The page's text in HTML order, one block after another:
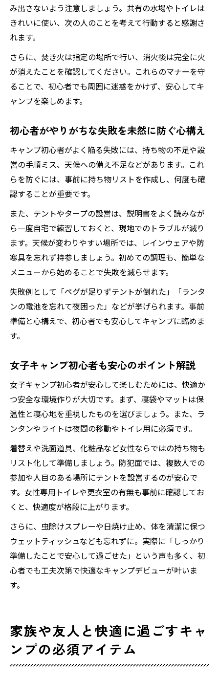
み出さないよう注意しましょう。共有の水場やトイレは
きれいに使い、次の人のことを考えて行動すると感謝さ
れます。
さらに、焚き火は指定の場所で行い、消火後は完全に火
が消えたことを確認してください。これらのマナーを守
ることで、初心者でも周囲に迷惑をかけず、安心してキ
ャンプを楽しめます。
初心者がやりがちな失敗を未然に防ぐ心構え
キャンプ初心者がよく陥る失敗には、持ち物の不足や設
営の手順ミス、天候への備え不足などがあります。これ
らを防ぐには、事前に持ち物リストを作成し、何度も確
認することが重要です。
また、テントやタープの設営は、説明書をよく読みなが
ら一度自宅で練習しておくと、現地でのトラブルが減り
ます。天候が変わりやすい場所では、レインウェアや防
寒具を忘れず持参しましょう。初めての調理も、簡単な
メニューから始めることで失敗を減らせます。
失敗例として「ペグが足りずテントが倒れた」「ランタ
ンの電池を忘れて夜困った」などが挙げられます。事前
準備と心構えで、初心者でも安心してキャンプに臨めま
す。
女子キャンプ初心者も安心のポイント解説
女子キャンプ初心者が安心して楽しむためには、快適か
つ安全な環境作りが大切です。まず、寝袋やマットは保
温性と寝心地を重視したものを選びましょう。また、ラ
ンタンやライトは夜間の移動やトイレ用に必須です。
着替えや洗面道具、化粧品など女性ならではの持ち物も
リスト化して準備しましょう。防犯面では、複数人での
参加や人目のある場所にテントを設営するのが安心で
す。女性専用トイレや更衣室の有無も事前に確認してお
くと、快適度が格段に上がります。
さらに、虫除けスプレーや日焼け止め、体を清潔に保つ
ウェットティッシュなども忘れずに。実際に「しっかり
準備したことで安心して過ごせた」という声も多く、初
心者でも工夫次第で快適なキャンプデビューが叶いま
す。
家族や友人と快適に過ごすキャ
ンプの必須アイテム